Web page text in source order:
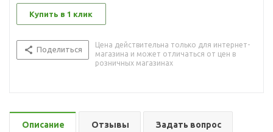
Купить в 1 клик
Поделиться
Цена действительна только для интернет-
магазина и может отличаться от цен в
розничных магазинах
Описание Отзывы Задать вопрос